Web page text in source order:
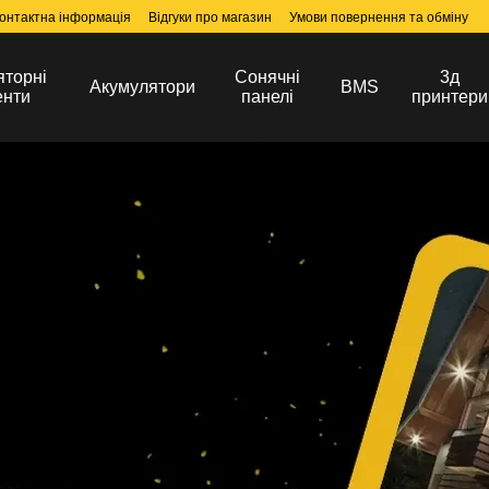
інформація Відгуки про магазин Умови повернення та обміну
Акумулятори
Сонячні
панелі
BMS
3д
принтери